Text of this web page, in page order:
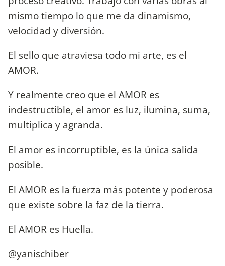
mismo tiempo lo que me da dinamismo,
velocidad y diversión.
El sello que atraviesa todo mi arte, es el
AMOR.
Y realmente creo que el AMOR es
indestructible, el amor es luz, ilumina, suma,
multiplica y agranda.
El amor es incorruptible, es la única salida
posible.
El AMOR es la fuerza más potente y poderosa
que existe sobre la faz de la tierra.
El AMOR es Huella.
@yanischiber